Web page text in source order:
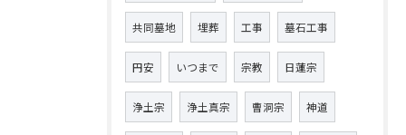
共同墓地 埋葬 工事 墓石工事
円安 いつまで 宗教 日蓮宗
浄土宗 浄土真宗 曹洞宗 神道